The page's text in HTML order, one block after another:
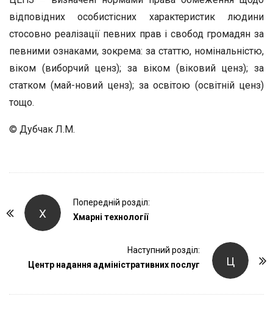
відповідних особистісних характеристик людини
стосовно реалізації певних прав і свобод громадян за
певними ознаками, зокрема: за статтю, номінальністю,
віком (виборчий ценз); за віком (віковий ценз); за
статком (май-новий ценз); за освітою (освітній ценз)
тощо.
© Дубчак Л.М.
Х
Попередній розділ:
Хмарні технології
Ц
Наступний розділ:
Центр надання адміністративних послуг